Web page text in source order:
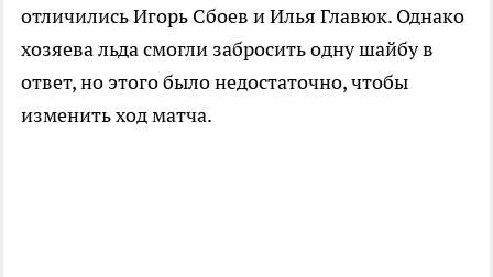
отличились Игорь Сбоев и Илья Главюк. Однако
хозяева льда смогли забросить одну шайбу в
ответ, но этого было недостаточно, чтобы
изменить ход матча.